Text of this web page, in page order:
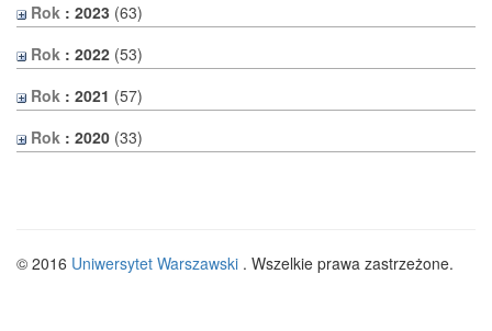
Rok : 2023 ‎(63)
Rok : 2022 ‎(53)
Rok : 2021 ‎(57)
Rok : 2020 ‎(33)
© 2016 Uniwersytet Warszawski . Wszelkie prawa zastrzeżone.